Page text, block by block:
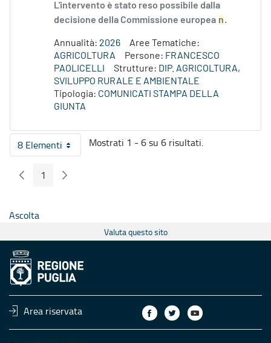
L'intervento è stato reso possibile dalla
decisione della Commissione europea n.
Annualità: 2026
Aree Tematiche:
AGRICOLTURA
Persone: FRANCESCO
PAOLICELLI
Strutture: DIP. AGRICOLTURA,
SVILUPPO RURALE E AMBIENTALE
Tipologia: COMUNICATI STAMPA DELLA
GIUNTA
8 ElementiPer pagina
Mostrati 1 - 6 su 6 risultati.
Pagina Precedente
Pagina
1 Pagina Seguente
Ascolta
Valuta questo sito
Area riservata